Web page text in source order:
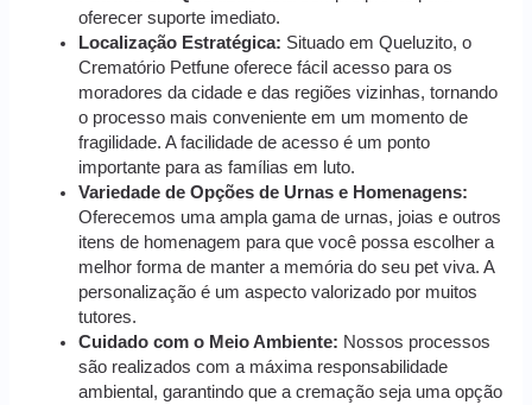
oferecer suporte imediato.
Localização Estratégica: Situado em Queluzito, o
Crematório Petfune oferece fácil acesso para os
moradores da cidade e das regiões vizinhas, tornando
o processo mais conveniente em um momento de
fragilidade. A facilidade de acesso é um ponto
importante para as famílias em luto.
Variedade de Opções de Urnas e Homenagens:
Oferecemos uma ampla gama de urnas, joias e outros
itens de homenagem para que você possa escolher a
melhor forma de manter a memória do seu pet viva. A
personalização é um aspecto valorizado por muitos
tutores.
Cuidado com o Meio Ambiente: Nossos processos
são realizados com a máxima responsabilidade
ambiental, garantindo que a cremação seja uma opção